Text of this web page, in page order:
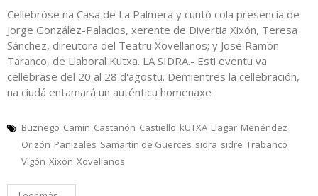
Cellebróse na Casa de La Palmera y cuntó cola presencia de
Jorge González-Palacios, xerente de Divertia Xixón, Teresa
Sánchez, direutora del Teatru Xovellanos; y José Ramón
Taranco, de Llaboral Kutxa. LA SIDRA.- Esti eventu va
cellebrase del 20 al 28 d'agostu. Demientres la cellebración,
na ciudá entamará un auténticu homenaxe
Buznego Camín Castañón Castiello kUTXA Llagar Menéndez
Orizón Panizales Samartín de Güerces sidra sidre Trabanco
Vigón Xixón Xovellanos